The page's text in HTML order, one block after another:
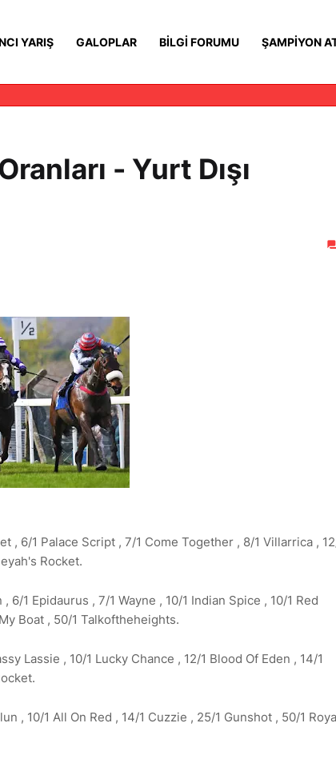
YARIŞ GALOPLAR BILGI FORUMU ŞAMPIYON
- Yurt Dışı
, 6/1 Palace Script , 7/1 Come Together , 8/1 Villarrica ,
Rocket.
1 Epidaurus , 7/1 Wayne , 10/1 Indian Spice , 10/1 Red
Boat , 50/1 Talkoftheheights.
Lassie , 10/1 Lucky Chance , 12/1 Blood Of Eden , 14/1
, 10/1 All On Red , 14/1 Cuzzie , 25/1 Gunshot , 50/1